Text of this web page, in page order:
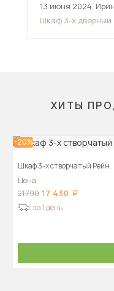
13 июня 2024,
Шкаф 3-х
ХИТЫ
-20%
Шкаф 3-х створчатый Рейн
Цена
21 790 17 430
за 1 день